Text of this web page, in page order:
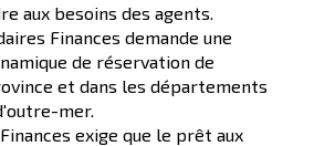
aux besoins des agents.
Finances demande une
de réservation de
et dans les départements
mer.
exige que le prêt aux